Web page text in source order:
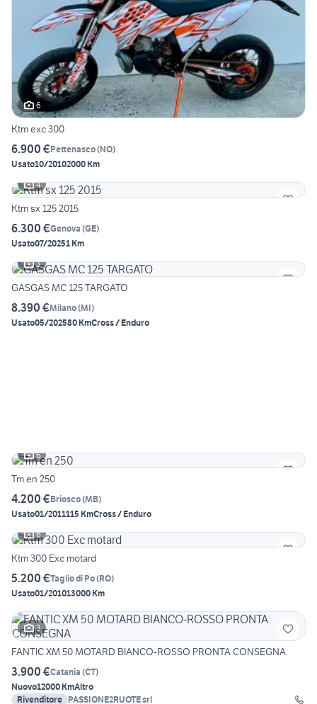
6
Ktm exc 300
6.900 €Pettenasco(NO)
Usato10/20102000 Km
4
Ktm sx 125 2015
6.300 €Genova (GE)
Usato07/20251 Km
3
GASGAS MC 125 TARGATO
8.390 €Milano(MI)
Usato05/202580 KmCross / Enduro
6
Tm en 250
4.200 €Briosco(MB)
Usato01/2011115 KmCross / Enduro
6
Ktm 300 Exc motard
5.200 €Taglio di Po(RO)
Usato01/201013000 Km
3
FANTIC XM 50 MOTARD BIANCO-ROSSO PRONTA CONSEGNA
3.900 €Catania (CT)
Nuovo12000 KmAltro
Rivenditore PASSIONE2RUOTE srl